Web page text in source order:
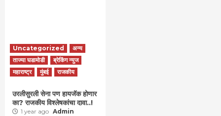
Uncategorized
अन्य
ताज्या घडामोडी
ब्रेकिंग न्युज
महाराष्ट्र
मुंबई राजकीय
उरलीसुरली सेना पण हायजॅक होणार
का? राजकीय विश्लेषकांचा दावा..!
1 year ago Admin